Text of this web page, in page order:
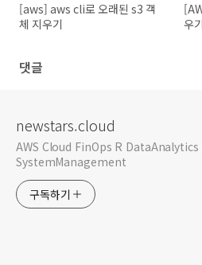
[aws] aws cli로 오래된 s3 객
체 지우기
우기
댓글
newstars.cloud
AWS Cloud FinOps R
SystemManagement
구독하기